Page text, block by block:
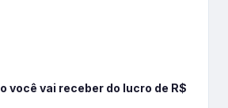
você vai receber do lucro de R$